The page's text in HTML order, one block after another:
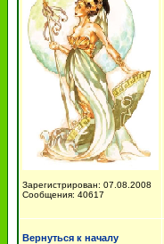
Зарегистрирован: 07.08.2008
Сообщения: 40617
Вернуться к началу